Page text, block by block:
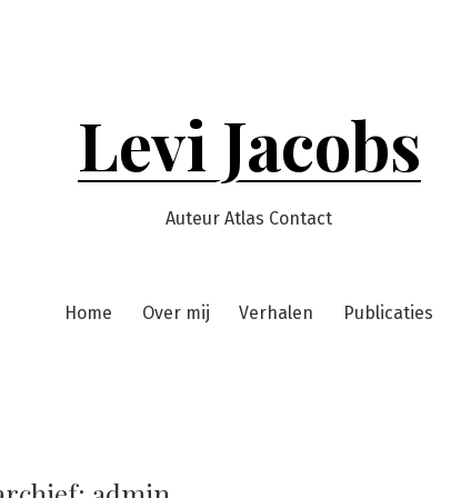
Levi Jacobs
Auteur Atlas Contact
Home Over mij Verhalen Publicaties